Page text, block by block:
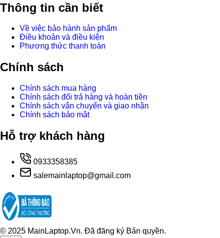
Thông tin cần biết
Về việc bảo hành sản phẩm
Điều khoản và điều kiện
Phương thức thanh toán
Chính sách
Chính sách mua hàng
Chính sách đổi trả hàng và hoàn tiền
Chính sách vận chuyển và giao nhận
Chính sách bảo mật
Hỗ trợ khách hàng
0933358385
salemainlaptop@gmail.com
© 2025 MainLaptop.Vn. Đã đăng ký Bản quyền.